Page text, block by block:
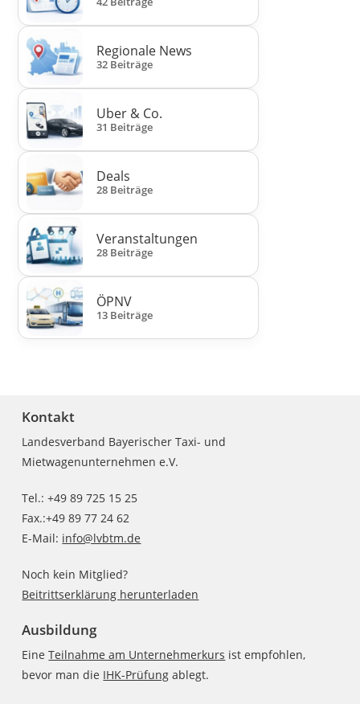
Regionale News
32 Beiträge
Uber & Co.
31 Beiträge
Deals
28 Beiträge
Veranstaltungen
28 Beiträge
ÖPNV
13 Beiträge
Kontakt
Landesverband Bayerischer Taxi- und
Mietwagenunternehmen e.V.
Tel.: +49 89 725 15 25
Fax.:+49 89 77 24 62
E-Mail: info@lvbtm.de
Noch kein Mitglied?
Beitrittserklärung herunterladen
Ausbildung
EineTeilnahme am Unternehmerkurs ist empfohlen,
bevor man die IHK-Prüfung ablegt.